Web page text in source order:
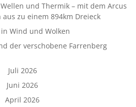
und Thermik – mit dem Arcus
aus zu einem 894km Dreieck
in Wind und Wolken
der verschobene Farrenberg
Juli 2026
Juni 2026
April 2026